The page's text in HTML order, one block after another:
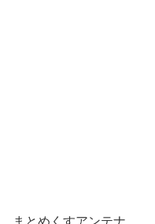
まとめくすアンテナ